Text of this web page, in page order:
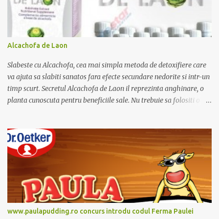
Alcachofa de Laon
Slabeste cu Alcachofa, cea mai simpla metoda de detoxifiere care
va ajuta sa slabiti sanatos fara efecte secundare nedorite si intr-un
timp scurt. Secretul Alcachofa de Laon il reprezinta anghinare, o
planta cunoscuta pentru beneficiile sale. Nu trebuie sa folositi o
www.paulapudding.ro concurs introdu codul Ferma Paulei